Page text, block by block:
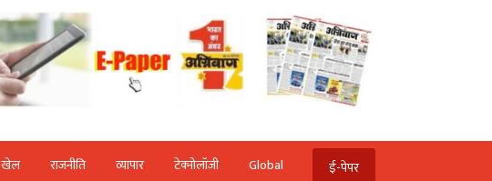
खेल राजनीति व्‍यापार टेक्‍नोलॉजी Global ई-पेपर